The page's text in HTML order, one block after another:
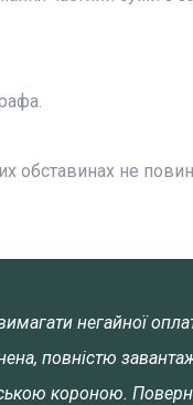
обставинах не
негайної
повністю
короною.